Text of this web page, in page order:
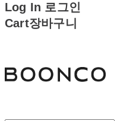
Log In 로그인
Cart장바구니